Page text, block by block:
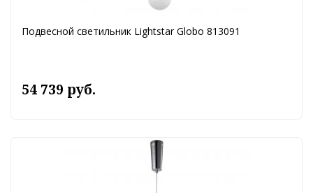
Подвесной светильник Lightstar Globo 813091
54 739 руб.